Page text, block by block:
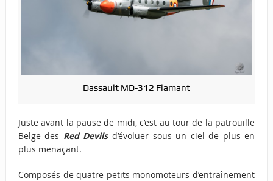
Dassault MD-312 Flamant
Juste avant la pause de midi, c’est au tour de la patrouille
Belge des Red Devilsd’évoluer sous un ciel de plus en
plus menaçant.
Composés de quatre petits monomoteurs d’entraînement